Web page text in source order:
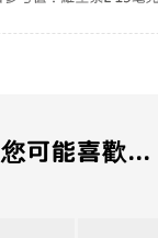
您可能喜歡...